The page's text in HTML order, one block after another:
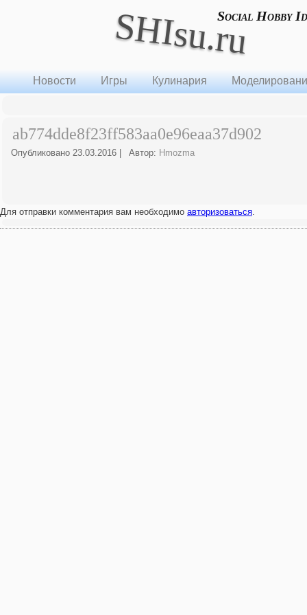
SHIsu.ruSocial Hobby
Новости Игры Кулинария
ab774dde8f23ff583aa0e96eaa37d902
Опубликовано 23.03.2016 Автор: Hmozma
Для отправки комментария вам необходимо авторизоваться.